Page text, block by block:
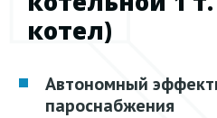
котел)
Автономный
пароснабжения